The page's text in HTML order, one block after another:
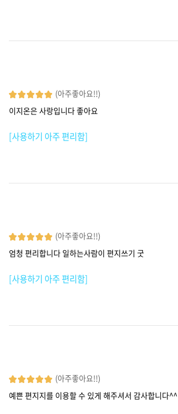
(아주좋아요!!)
이지온은 사랑입니다 좋아요
[사용하기 아주 편리함]
(아주좋아요!!)
엄청 편리합니다 일하는사람이 편지쓰기 굿
[사용하기 아주 편리함]
(아주좋아요!!)
예쁜 편지지를 이용할 수 있게 해주셔서 감사합니다^^